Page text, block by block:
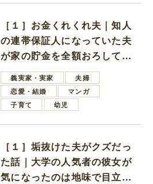
［１］お金くれくれ夫｜知人
の連帯保証人になっていた夫
が家の貯金を全額おろしてほ
しいと言ってきた
義実家・実家
夫婦
恋愛・結婚
マンガ
子育て
幼児
［１］垢抜けた夫がクズだっ
た話｜大学の人気者の彼女が
気になったのは地味で目立た